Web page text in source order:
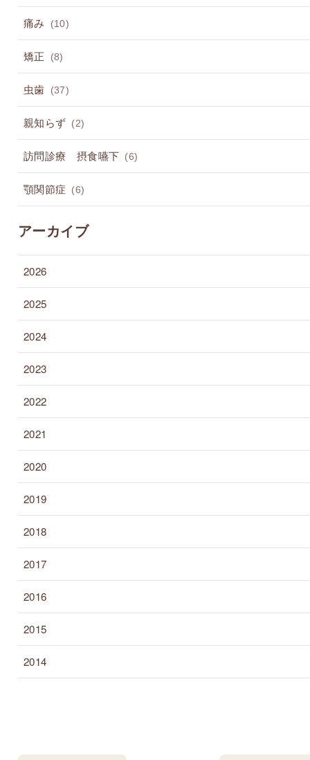
痛み (10)
矯正 (8)
虫歯 (37)
親知らず (2)
訪問診療 摂食嚥下 (6)
顎関節症 (6)
アーカイブ
2026
2025
2024
2023
2022
2021
2020
2019
2018
2017
2016
2015
2014